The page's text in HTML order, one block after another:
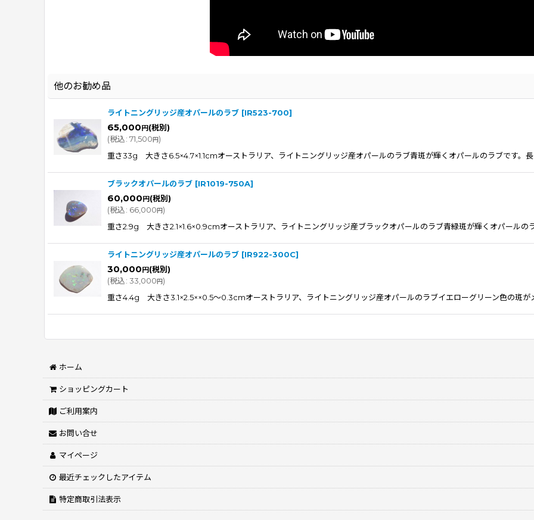
他のお勧め品
ライトニングリッジ産オパールのラブ [IR523-700]
65,000円(税別)
(税込: 71,500円)
重さ33g 大きさ6.5×4.7×1.1cmオーストラリア、ライトニングリッジ産オパールのラブ青斑が輝くオパールのラブです。
ブラックオパールのラブ [IR1019-750A]
60,000円(税別)
(税込: 66,000円)
重さ2.9g 大きさ2.1×1.6×0.9cmオーストラリア、ライトニングリッジ産ブラックオパールのラブ青緑斑が輝くオパールの
ライトニングリッジ産オパールのラブ [IR922-300C]
30,000円(税別)
(税込: 33,000円)
重さ4.4g 大きさ3.1×2.5××0.5〜0.3cmオーストラリア、ライトニングリッジ産オパールのラブイエローグリーン色の斑が
ホーム
ショッピングカート
ご利用案内
お問い合せ
マイページ
最近チェックしたアイテム
特定商取引法表示